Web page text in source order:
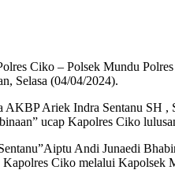
Ciko – Polsek Mundu
Selasa (04/04/2024).
Ariek Indra Sentanu SH ,
ucap Kapolres Ciko
Andi Junaedi
Kapolres Ciko melalui Kapolsek